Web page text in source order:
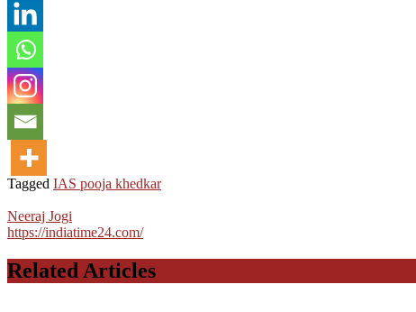
Tagged IAS pooja khedkar
Neeraj Jogi
https://indiatime24.com/
Related Articles